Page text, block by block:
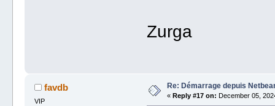
Zurga
favdb
VIP
Re: Démarrage depuis
« Reply #17 on: December 05,